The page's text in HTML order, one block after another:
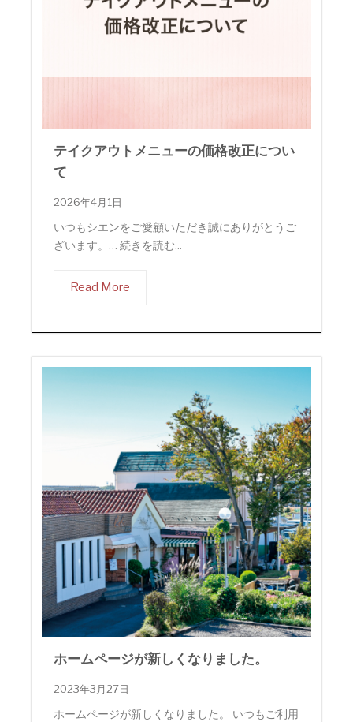
テイクアウトメニューの価格改正につい
て
2026年4月1日
いつもシエンをご愛顧いただき誠にありがとうご
ざいます。… 続きを読む...
Read More
ホームページが新しくなりました。
2023年3月27日
ホームページが新しくなりました。 いつもご利用